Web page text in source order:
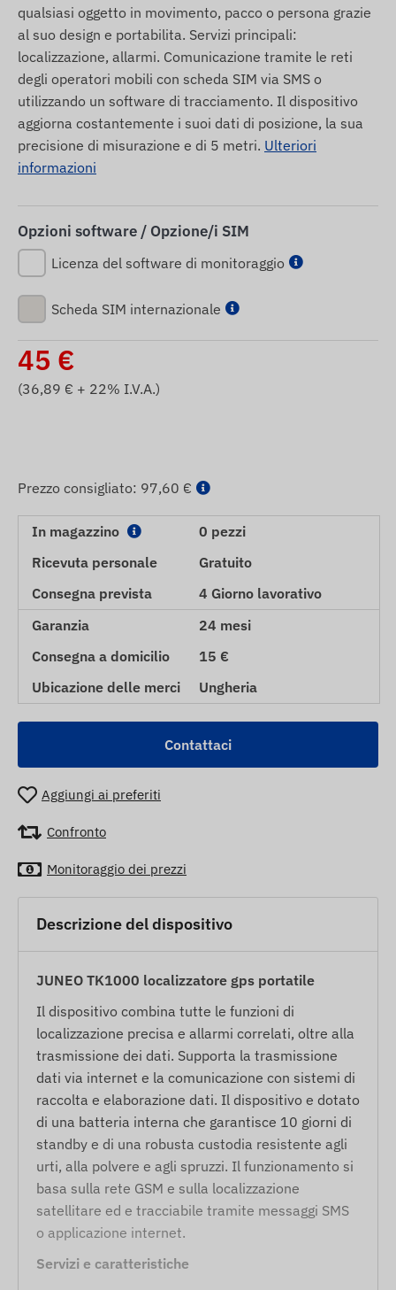
qualsiasi oggetto in movimento, pacco o persona grazie
al suo design e portabilita. Servizi principali:
localizzazione, allarmi. Comunicazione tramite le reti
degli operatori mobili con scheda SIM via SMS o
utilizzando un software di tracciamento. Il dispositivo
aggiorna costantemente i suoi dati di posizione, la sua
precisione di misurazione e di 5 metri. Ulteriori
informazioni
Opzioni software / Opzione/i SIM
Licenza del software di monitoraggio
Scheda SIM internazionale
45 €
(36,89 € + 22% I.V.A.)
Prezzo consigliato: 97,60 €
In magazzino
0 pezzi
Ricevuta personale
Gratuito
Consegna prevista
4 Giorno lavorativo
Garanzia
24 mesi
Consegna a domicilio
15 €
Ubicazione delle merci
Ungheria
Contattaci
Aggiungi ai preferiti
Confronto
Monitoraggio dei prezzi
Descrizione del dispositivo
JUNEO TK1000 localizzatore gps portatile
Il dispositivo combina tutte le funzioni di
localizzazione precisa e allarmi correlati, oltre alla
trasmissione dei dati. Supporta la trasmissione
dati via internet e la comunicazione con sistemi di
raccolta e elaborazione dati. Il dispositivo e dotato
di una batteria interna che garantisce 10 giorni di
standby e di una robusta custodia resistente agli
urti, alla polvere e agli spruzzi. Il funzionamento si
basa sulla rete GSM e sulla localizzazione
satellitare ed e tracciabile tramite messaggi SMS
o applicazione internet.
Servizi e caratteristiche